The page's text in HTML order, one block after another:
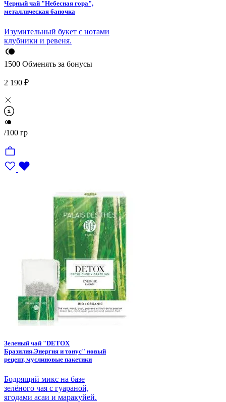
Черный чай "Небесная гора",
металлическая баночка
Изумительный букет с нотами
клубники и ревеня.
1500 Обменять за бонусы
2 190 ₽
/100 гр
Зеленый чай "DETOX
Бразилия.Энергия и тонус" новый
рецепт, муслиновые пакетики
Бодрящий микс на базе
зелёного чая с гуараной,
ягодами асаи и маракуйей.